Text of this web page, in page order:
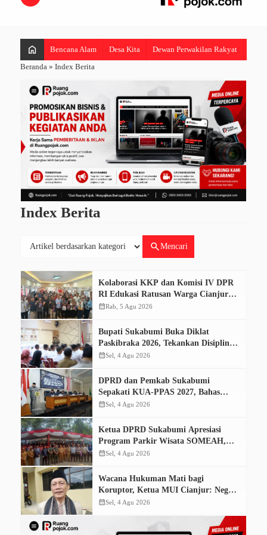
home Bencana Alam Desa Kita Dewan Perwakilan Rakyat
Beranda » Index Berita
Index Berita
searchMencari
Kolaborasi KKP dan Komisi IV DPR
RI Edukasi Ratusan Warga Cianjur
Dorong Konsumsi Ikan Aman dan
calendar_monthRab, 5 Agu 2026
Bupati Sukabumi Buka Diklat
Paskibraka 2026, Tekankan Disiplin
dan Tanggung Jawab
calendar_monthSel, 4 Agu 2026
DPRD dan Pemkab Sukabumi
Sepakati KUA-PPAS 2027, Bahas
Perubahan APBD 2026
calendar_monthSel, 4 Agu 2026
Ketua DPRD Sukabumi Apresiasi
Program Parkir Wisata SOMEAH,
Optimistis Dongkrak PAD
calendar_monthSel, 4 Agu 2026
Wacana Hukuman Mati bagi
Koruptor, Ketua MUI Cianjur: Negara
Harus Tempuh Jalur Konstitusi
calendar_monthSel, 4 Agu 2026